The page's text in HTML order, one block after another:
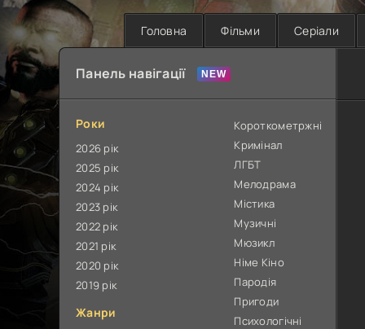
Головна Фільми Серіали
Панель навігації
Роки
2026 рік
2025 рік
2024 рік
2023 рік
2022 рік
2021 рік
2020 рік
2019 рік
Жанри
Короткометржні
Кримінал
ЛГБТ
Мелодрама
Містика
Музичні
Мюзикл
Німе Кіно
Пародія
Пригоди
Психологічні